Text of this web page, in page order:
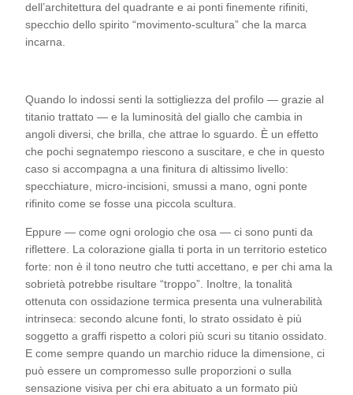
dell’architettura del quadrante e ai ponti finemente rifiniti,
specchio dello spirito “movimento-scultura” che la marca
incarna.
Quando lo indossi senti la sottigliezza del profilo — grazie al
titanio trattato — e la luminosità del giallo che cambia in
angoli diversi, che brilla, che attrae lo sguardo. È un effetto
che pochi segnatempo riescono a suscitare, e che in questo
caso si accompagna a una finitura di altissimo livello:
specchiature, micro-incisioni, smussi a mano, ogni ponte
rifinito come se fosse una piccola scultura.
Eppure — come ogni orologio che osa — ci sono punti da
riflettere. La colorazione gialla ti porta in un territorio estetico
forte: non è il tono neutro che tutti accettano, e per chi ama la
sobrietà potrebbe risultare “troppo”. Inoltre, la tonalità
ottenuta con ossidazione termica presenta una vulnerabilità
intrinseca: secondo alcune fonti, lo strato ossidato è più
soggetto a graffi rispetto a colori più scuri su titanio ossidato.
E come sempre quando un marchio riduce la dimensione, ci
può essere un compromesso sulle proporzioni o sulla
sensazione visiva per chi era abituato a un formato più